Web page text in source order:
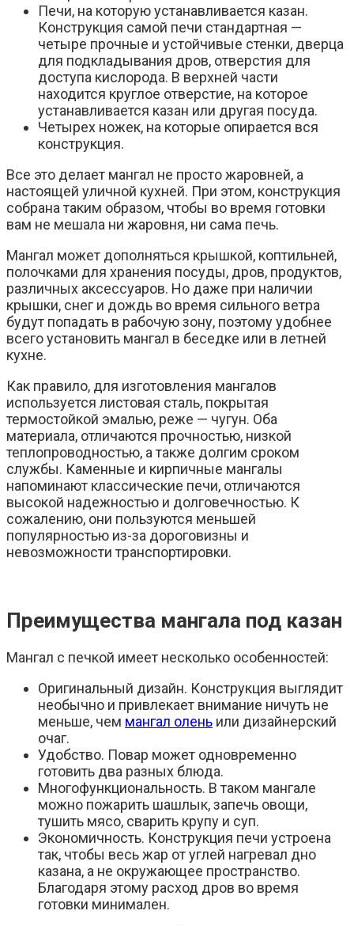
Печи, на которую устанавливается казан.
Конструкция самой печи стандартная —
четыре прочные и устойчивые стенки, дверца
для подкладывания дров, отверстия для
доступа кислорода. В верхней части
находится круглое отверстие, на которое
устанавливается казан или другая посуда.
Четырех ножек, на которые опирается вся
конструкция.
Все это делает мангал не просто жаровней, а
настоящей уличной кухней. При этом, конструкция
собрана таким образом, чтобы во время готовки
вам не мешала ни жаровня, ни сама печь.
Мангал может дополняться крышкой, коптильней,
полочками для хранения посуды, дров, продуктов,
различных аксессуаров. Но даже при наличии
крышки, снег и дождь во время сильного ветра
будут попадать в рабочую зону, поэтому удобнее
всего установить мангал в беседке или в летней
кухне.
Как правило, для изготовления мангалов
используется листовая сталь, покрытая
термостойкой эмалью, реже — чугун. Оба
материала, отличаются прочностью, низкой
теплопроводностью, а также долгим сроком
службы. Каменные и кирпичные мангалы
напоминают классические печи, отличаются
высокой надежностью и долговечностью. К
сожалению, они пользуются меньшей
популярностью из-за дороговизны и
невозможности транспортировки.
Преимущества мангала под казан
Мангал с печкой имеет несколько особенностей:
Оригинальный дизайн. Конструкция выглядит
необычно и привлекает внимание ничуть не
меньше, чем мангал олень или дизайнерский
очаг.
Удобство. Повар может одновременно
готовить два разных блюда.
Многофункциональность. В таком мангале
можно пожарить шашлык, запечь овощи,
тушить мясо, сварить крупу и суп.
Экономичность. Конструкция печи устроена
так, чтобы весь жар от углей нагревал дно
казана, а не окружающее пространство.
Благодаря этому расход дров во время
готовки минимален.